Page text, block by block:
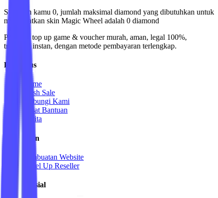
Star poin kamu 0, jumlah maksimal diamond yang dibutuhkan untuk
mendapatkan skin Magic Wheel adalah 0 diamond
Platform top up game & voucher murah, aman, legal 100%,
transaksi instan, dengan metode pembayaran terlengkap.
Peta Situs
Game
Flash Sale
Hubungi Kami
Pusat Bantuan
Berita
Kemitraan
Pembuatan Website
Level Up Reseller
Media Sosial